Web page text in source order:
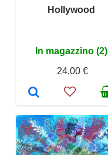
Hollywood
In magazzino (2)
24,00 €